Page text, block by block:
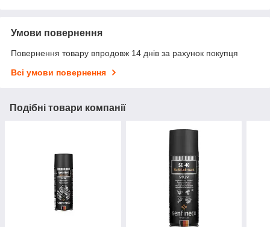
Умови повернення
Повернення товару впродовж 14 днів за рахунок покупця
Всі умови повернення
Подібні товари компанії